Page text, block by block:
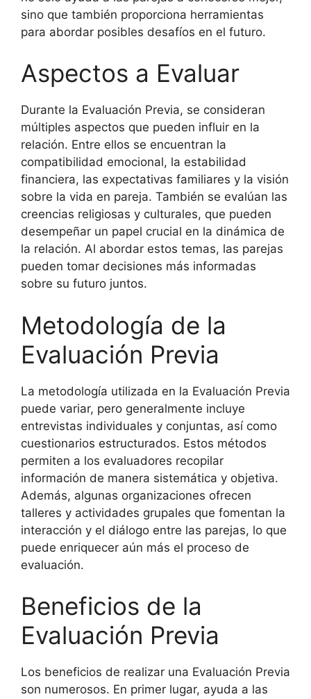
sino que también proporciona herramientas
para abordar posibles desafíos en el futuro.
Aspectos a Evaluar
Durante la Evaluación Previa, se consideran
múltiples aspectos que pueden influir en la
relación. Entre ellos se encuentran la
compatibilidad emocional, la estabilidad
financiera, las expectativas familiares y la visión
sobre la vida en pareja. También se evalúan las
creencias religiosas y culturales, que pueden
desempeñar un papel crucial en la dinámica de
la relación. Al abordar estos temas, las parejas
pueden tomar decisiones más informadas
sobre su futuro juntos.
Metodología de la
Evaluación Previa
La metodología utilizada en la Evaluación Previa
puede variar, pero generalmente incluye
entrevistas individuales y conjuntas, así como
cuestionarios estructurados. Estos métodos
permiten a los evaluadores recopilar
información de manera sistemática y objetiva.
Además, algunas organizaciones ofrecen
talleres y actividades grupales que fomentan la
interacción y el diálogo entre las parejas, lo que
puede enriquecer aún más el proceso de
evaluación.
Beneficios de la
Evaluación Previa
Los beneficios de realizar una Evaluación Previa
son numerosos. En primer lugar, ayuda a las